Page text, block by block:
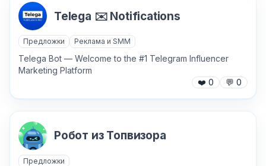
Telega ✉️ Notifications
Предложки Реклама и SMM
Telega Bot — Welcome to the #1 Telegram Influencer
Marketing Platform
❤️ 0 💬 0
Робот из Топвизора
Предложки